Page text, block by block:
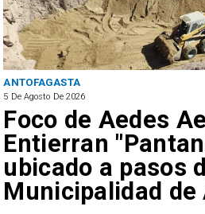
ANTOFAGASTA
5 De Agosto De 2026
Foco de Aedes
Entierran
ubicado a pasos
Municipalidad